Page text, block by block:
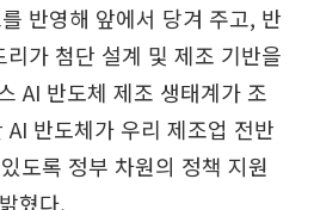
반영해 앞에서 당겨 주고, 반
가 첨단 설계 및 제조 기반을
AI 반도체 제조 생태계가 조
반도체가 우리 제조업 전반
도록 정부 차원의 정책 지원
혔다.